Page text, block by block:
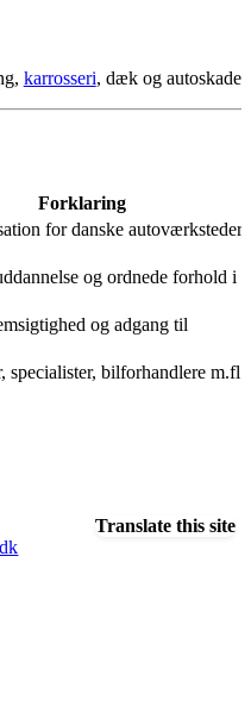
karrosseri, dæk og autoskade
Forklaring
for danske autoværksteder
og ordnede forhold i
og adgang til
specialister, bilforhandlere m.fl.
Translate this site